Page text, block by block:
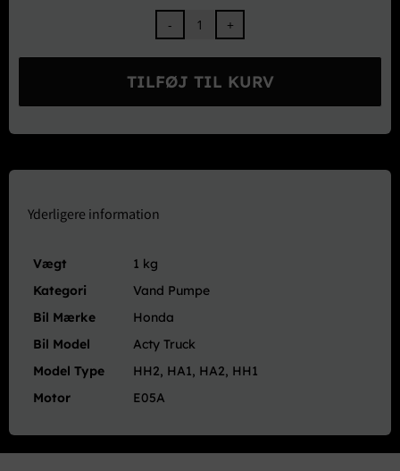
GMB
OE
Vand
Pumpe
-
Acty
VAN
TILFØJ TIL KURV
Yderligere information
Vægt
1 kg
Kategori
Vand Pumpe
Bil Mærke
Honda
Bil Model
Acty Truck
Model Type
HH2, HA1, HA2, HH1
Motor
E05A